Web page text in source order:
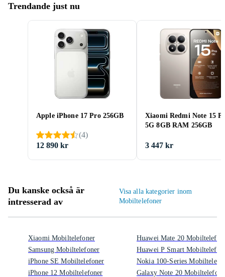
Trendande just nu
Apple iPhone 17 Pro 256GB
(4)
12 890 kr
Xiaomi Redmi Note 15
5G 8GB RAM 256GB
3 447 kr
Du kanske också är
intresserad av
Visa alla kategorier inom
Mobiltelefoner
Xiaomi Mobiltelefoner
Samsung Mobiltelefoner
iPhone SE Mobiltelefoner
iPhone 12 Mobiltelefoner
Huawei Mate 20
Huawei P Smart
Nokia 100-Series
Galaxy Note 20